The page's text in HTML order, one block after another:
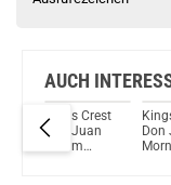
AUCH
Kings Crest
Don Juan
Dream
Don